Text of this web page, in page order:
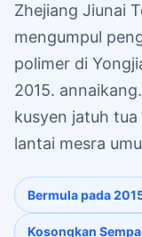
Zhejiang Jiunai
mengumpul
polimer di
2015.
kusyen jatuh
lantai mesra
Bermula pada
Kosongkan